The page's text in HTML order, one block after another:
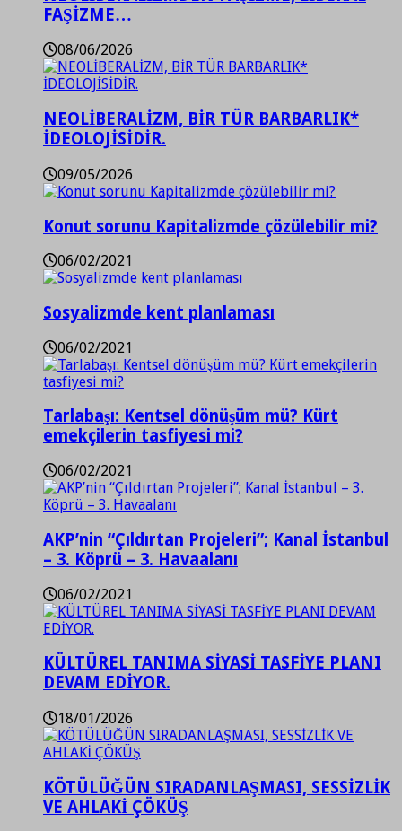
FAŞİZME…
08/06/2026
NEOLİBERALİZM, BİR TÜR BARBARLIK*
İDEOLOJİSİDİR.
09/05/2026
Konut sorunu Kapitalizmde çözülebilir mi?
06/02/2021
Sosyalizmde kent planlaması
06/02/2021
Tarlabaşı: Kentsel dönüşüm mü? Kürt
emekçilerin tasfiyesi mi?
06/02/2021
AKP’nin “Çıldırtan Projeleri”; Kanal İstanbul
– 3. Köprü – 3. Havaalanı
06/02/2021
KÜLTÜREL TANIMA SİYASİ TASFİYE PLANI
DEVAM EDİYOR.
18/01/2026
KÖTÜLÜĞÜN SIRADANLAŞMASI, SESSİZLİK
VE AHLAKİ ÇÖKÜŞ